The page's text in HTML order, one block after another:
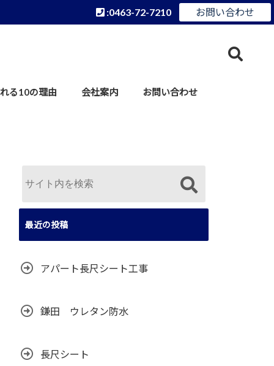
お問い合わせ
:0463-72-7210
る10の理由 会社案内 お問い合わせ
最近の投稿
アパート長尺シート工事
鎌田 ウレタン防水
長尺シート